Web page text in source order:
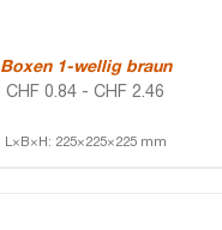
Boxen 1-wellig braun
CHF 0.84 - CHF 2.46
L×B×H: 225×225×225 mm